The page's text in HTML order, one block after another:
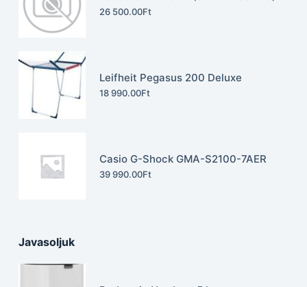
26 500.00Ft
Leifheit Pegasus 200 Deluxe
18 990.00Ft
Casio G-Shock GMA-S2100-7AER
39 990.00Ft
Javasoljuk